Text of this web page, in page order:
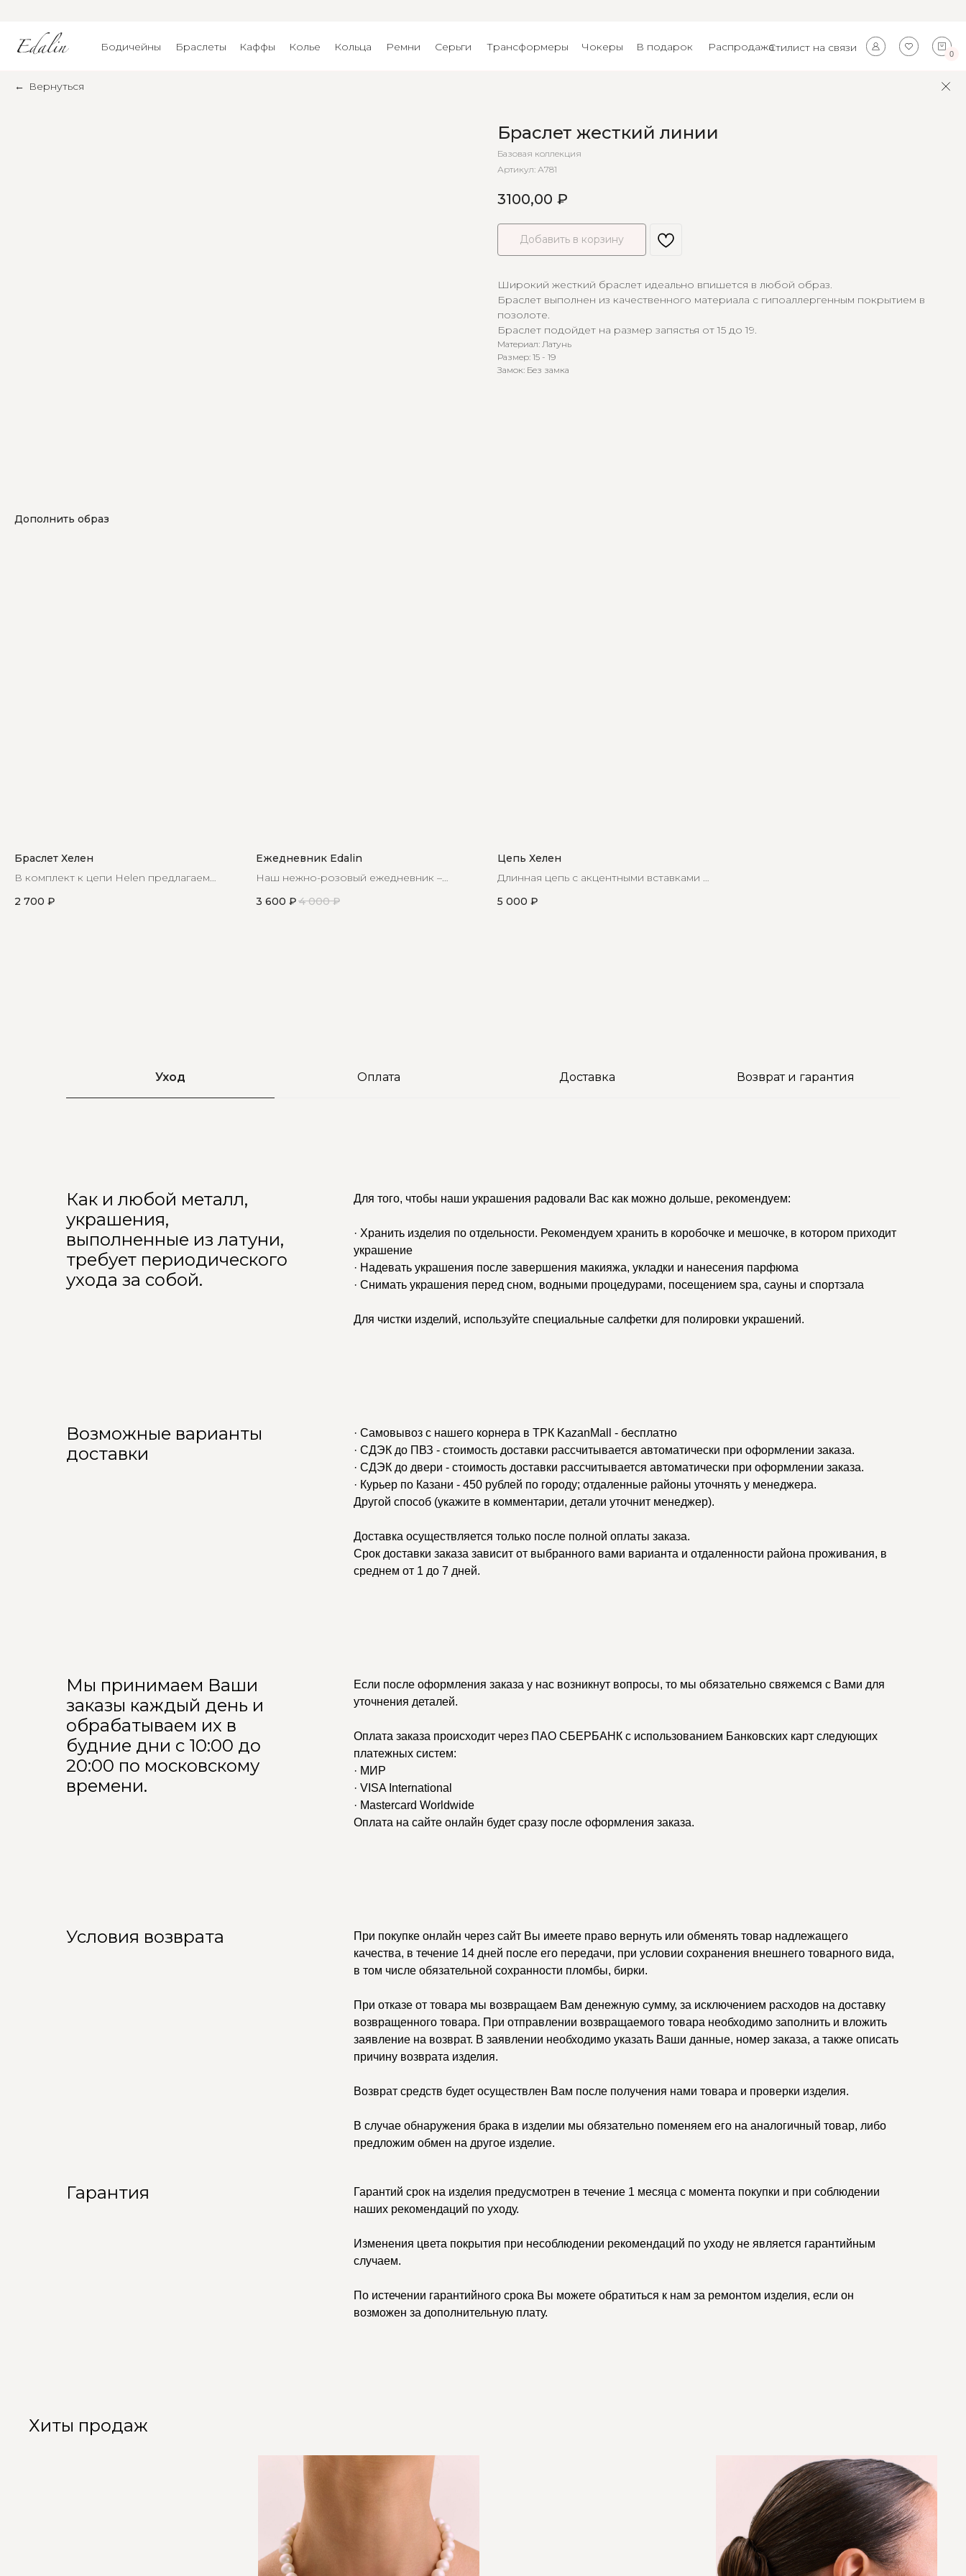
0
Стилист на связи
Бодичейны Колье Кольца
Браслеты Серьги В подарок
Ремни Чокеры
Каффы Распродажа
Трансформеры
Вернуться
←
Браслет жесткий линии
Базовая коллекция
Артикул: А781
3100,00 ₽
Добавить в корзину
Широкий жесткий браслет идеально впишется в любой образ.
Браслет выполнен из качественного материала с гипоаллергенным покрытием в
позолоте.
Браслет подойдет на размер запястья от 15 до 19.
Материал: Латунь
Размер: 15 - 19
Замок: Без замка
Дополнить образ
Браслет Хелен
В комплект к цепи Helen предлагаем
же вставкой
2 700 ₽
Ежедневник Edalin
Наш нежно-розовый ежедневник –
функциональности, созданный
3 600 ₽ 4 000 ₽
Цепь Хелен
Длинная цепь с акцентными вставками -
первого взгляда
5 000 ₽
Уход Оплата Доставка Возврат и гарантия
Как и любой металл,
украшения,
выполненные из латуни,
требует периодического
ухода за собой.
Для того, чтобы наши украшения радовали Вас как можно дольше, рекомендуем:
· Хранить изделия по отдельности. Рекомендуем хранить в коробочке и мешочке, в котором приходит
украшение
· Надевать украшения после завершения макияжа, укладки и нанесения парфюма
· Снимать украшения перед сном, водными процедурами, посещением spa, сауны и спортзала
Для чистки изделий, используйте специальные салфетки для полировки украшений.
Возможные варианты
доставки
· Самовывоз с нашего корнера в ТРК KazanMall - бесплатно
· СДЭК до ПВЗ - стоимость доставки рассчитывается автоматически при оформлении заказа.
· СДЭК до двери - стоимость доставки рассчитывается автоматически при оформлении заказа.
· Курьер по Казани - 450 рублей по городу; отдаленные районы уточнять у менеджера.
Другой способ (укажите в комментарии, детали уточнит менеджер).
Доставка осуществляется только после полной оплаты заказа.
Срок доставки заказа зависит от выбранного вами варианта и отдаленности района проживания, в
среднем от 1 до 7 дней.
Мы принимаем Ваши
заказы каждый день и
обрабатываем их в
будние дни с 10:00 до
20:00 по московскому
времени.
Если после оформления заказа у нас возникнут вопросы, то мы обязательно свяжемся с Вами для
уточнения деталей.
Оплата заказа происходит через ПАО СБЕРБАНК с использованием Банковских карт следующих
платежных систем:
· МИР
· VISA International
· Mastercard Worldwide
Оплата на сайте онлайн будет сразу после оформления заказа.
Условия возврата
При покупке онлайн через сайт Вы имеете право вернуть или обменять товар надлежащего
качества, в течение 14 дней после его передачи, при условии сохранения внешнего товарного вида,
в том числе обязательной сохранности пломбы, бирки.
При отказе от товара мы возвращаем Вам денежную сумму, за исключением расходов на доставку
возвращенного товара. При отправлении возвращаемого товара необходимо заполнить и вложить
заявление на возврат. В заявлении необходимо указать Ваши данные, номер заказа, а также описать
причину возврата изделия.
Возврат средств будет осуществлен Вам после получения нами товара и проверки изделия.
В случае обнаружения брака в изделии мы обязательно поменяем его на аналогичный товар, либо
предложим обмен на другое изделие.
Гарантия
Гарантий срок на изделия предусмотрен в течение 1 месяца с момента покупки и при соблюдении
наших рекомендаций по уходу.
Изменения цвета покрытия при несоблюдении рекомендаций по уходу не является гарантийным
случаем.
По истечении гарантийного срока Вы можете обратиться к нам за ремонтом изделия, если он
возможен за дополнительную плату.
Хиты продаж